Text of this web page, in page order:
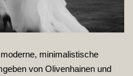
minimalistische
von Olivenhainen und